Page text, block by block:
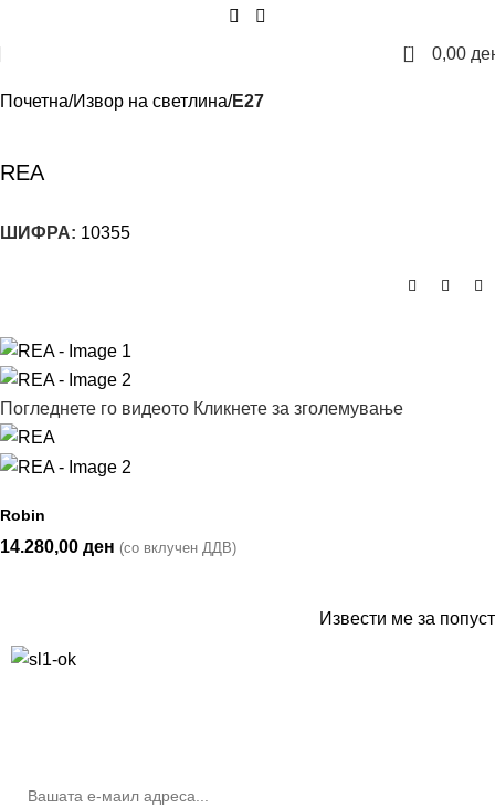
0 0,00
Почетна Извор на светлина E27
REA
ШИФРА: 10355
Погледнете го видеото Кликнете за зголемување
Robin
14.280,00 ден (со вклучен ДДВ)
Извести ме за попуст